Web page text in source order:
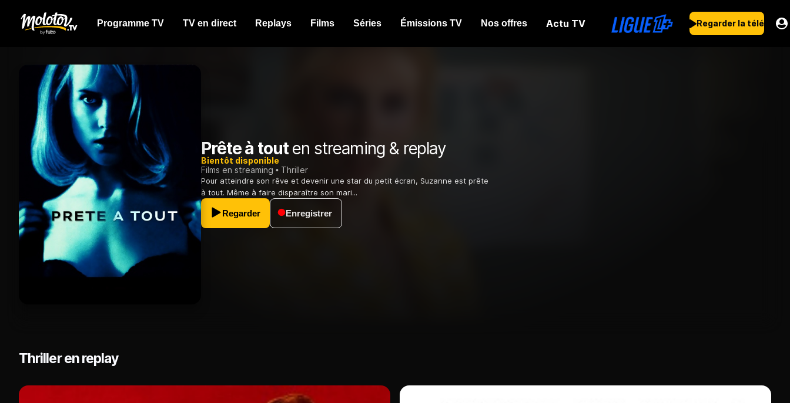
Programme TV TV en direct Replays Films Séries Émissions TV Nos offres Actu TV Regarder la télé
Prête à touten streaming & replay
Bientôt disponible
Films en streaming
Thriller
Pour atteindre son rêve et devenir une star du petit écran, Suzanne est prête
à tout. Même à faire disparaître son mari...
Regarder Enregistrer
Thriller en replay